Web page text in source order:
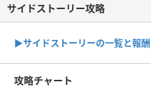
サイドストーリー攻略
▶サイドストーリーの一覧と報酬
攻略チャート